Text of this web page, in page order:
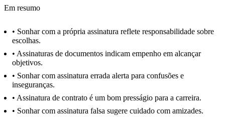
Em resumo
• Sonhar com a própria assinatura reflete responsabilidade sobre
escolhas.
• Assinaturas de documentos indicam empenho em alcançar
objetivos.
• Sonhar com assinatura errada alerta para confusões e
inseguranças.
• Assinatura de contrato é um bom presságio para a carreira.
• Sonhar com assinatura falsa sugere cuidado com amizades.